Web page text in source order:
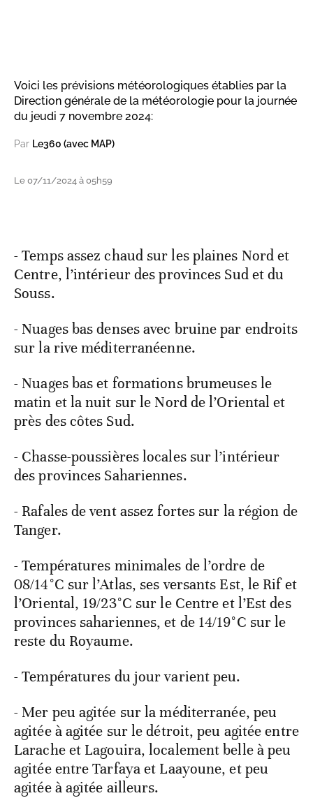
Voici les prévisions météorologiques établies par la
Direction générale de la météorologie pour la journée
du jeudi 7 novembre 2024:
Par Le360 (avec MAP)
Le 07/11/2024 à 05h59
- Temps assez chaud sur les plaines Nord et
Centre, l’intérieur des provinces Sud et du
Souss.
- Nuages bas denses avec bruine par endroits
sur la rive méditerranéenne.
- Nuages bas et formations brumeuses le
matin et la nuit sur le Nord de l’Oriental et
près des côtes Sud.
- Chasse-poussières locales sur l’intérieur
des provinces Sahariennes.
- Rafales de vent assez fortes sur la région de
Tanger.
- Températures minimales de l’ordre de
08/14°C sur l’Atlas, ses versants Est, le Rif et
l’Oriental, 19/23°C sur le Centre et l’Est des
provinces sahariennes, et de 14/19°C sur le
reste du Royaume.
- Températures du jour varient peu.
- Mer peu agitée sur la méditerranée, peu
agitée à agitée sur le détroit, peu agitée entre
Larache et Lagouira, localement belle à peu
agitée entre Tarfaya et Laayoune, et peu
agitée à agitée ailleurs.